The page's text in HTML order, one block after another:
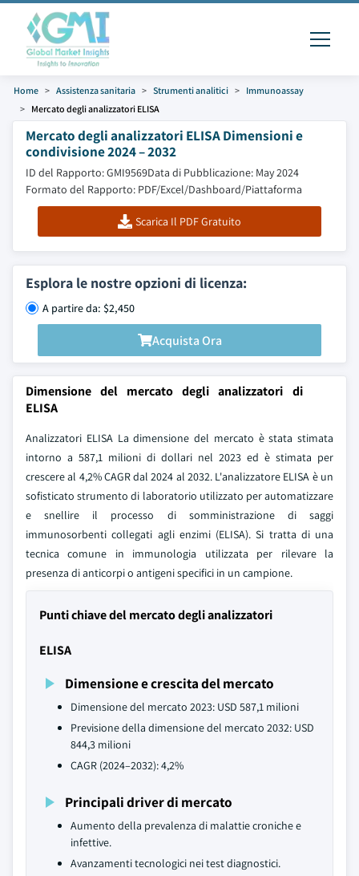
Home Assistenza sanitaria Strumenti analitici
Immunoassay
Mercato degli analizzatori ELISA
Mercato degli analizzatori ELISA Dimensioni e
condivisione 2024 – 2032
ID del Rapporto: GMI9569Data di Pubblicazione: May 2024
Formato del Rapporto: PDF/Excel/Dashboard/Piattaforma
Scarica Il PDF Gratuito
Esplora le nostre opzioni di licenza:
A partire da: $2,450
Acquista Ora
Dimensione del mercato degli analizzatori di
ELISA
Analizzatori ELISA La dimensione del mercato è stata stimata
intorno a 587,1 milioni di dollari nel 2023 ed è stimata per
crescere al 4,2% CAGR dal 2024 al 2032. L'analizzatore ELISA è un
sofisticato strumento di laboratorio utilizzato per automatizzare
e snellire il processo di somministrazione di saggi
immunosorbenti collegati agli enzimi (ELISA). Si tratta di una
tecnica comune in immunologia utilizzata per rilevare la
presenza di anticorpi o antigeni specifici in un campione.
Punti chiave del mercato degli analizzatori
ELISA
Dimensione e crescita del mercato
Dimensione del mercato 2023: USD 587,1 milioni
Previsione della dimensione del mercato 2032: USD
844,3 milioni
CAGR (2024–2032): 4,2%
Principali driver di mercato
Aumento della prevalenza di malattie croniche e
infettive.
Avanzamenti tecnologici nei test diagnostici.